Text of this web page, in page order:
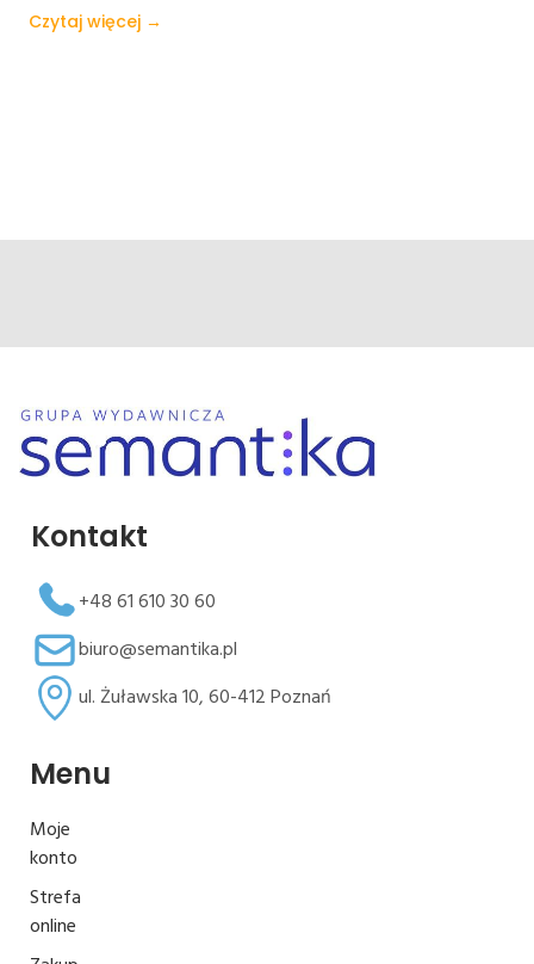
Czytaj więcej →
Kontakt
+48 61 610 30 60
biuro@semantika.pl
ul. Żuławska 10, 60-412 Poznań
Menu
Moje
konto
Strefa
online